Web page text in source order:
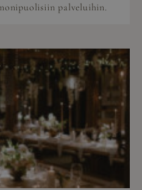
palveluihin.